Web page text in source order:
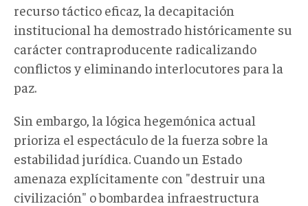
recurso táctico eficaz, la decapitación
institucional ha demostrado históricamente su
carácter contraproducente radicalizando
conflictos y eliminando interlocutores para la
paz.
Sin embargo, la lógica hegemónica actual
prioriza el espectáculo de la fuerza sobre la
estabilidad jurídica. Cuando un Estado
amenaza explícitamente con "destruir una
civilización" o bombardea infraestructura